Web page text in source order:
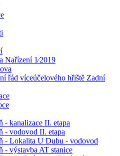
Nařízení 1⁄2019
řád víceúčelového hřiště Zadní
- kanalizace II. etapa
- vodovod II. etapa
- Lokalita U Dubu - vodovod
- výstavba AT stanice